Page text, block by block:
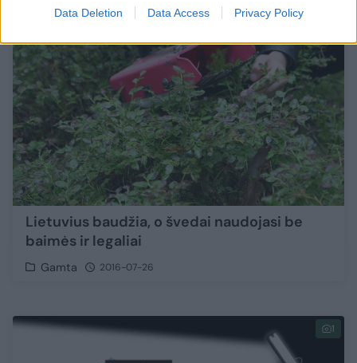
Data Deletion Data Access Privacy Policy
Lietuvius baudžia, o švedai naudojasi be
baimės ir legaliai
Gamta 2016-07-26
1